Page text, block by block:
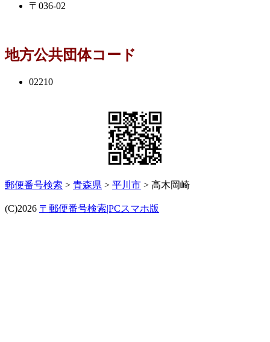
〒036-02
地方公共団体コード
02210
郵便番号検索 > 青森県 > 平川市 > 高木岡崎
(C)2026 〒郵便番号検索|PCスマホ版